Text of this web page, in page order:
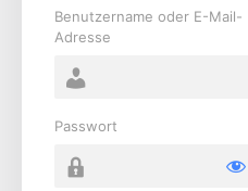
Benutzername oder E-Mail-
Adresse
Passwort